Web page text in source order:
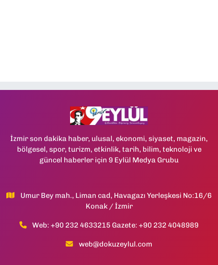
İzmir son dakika haber, ulusal, ekonomi, siyaset, magazin,
bölgesel, spor, turizm, etkinlik, tarih, bilim, teknoloji ve
güncel haberler için 9 Eylül Medya Grubu
Umur Bey mah., Liman cad, Havagazı Yerleşkesi No:16/6
Konak / İzmir
Web: +90 232 4633215 Gazete: +90 232 4048989
web@dokuzeylul.com